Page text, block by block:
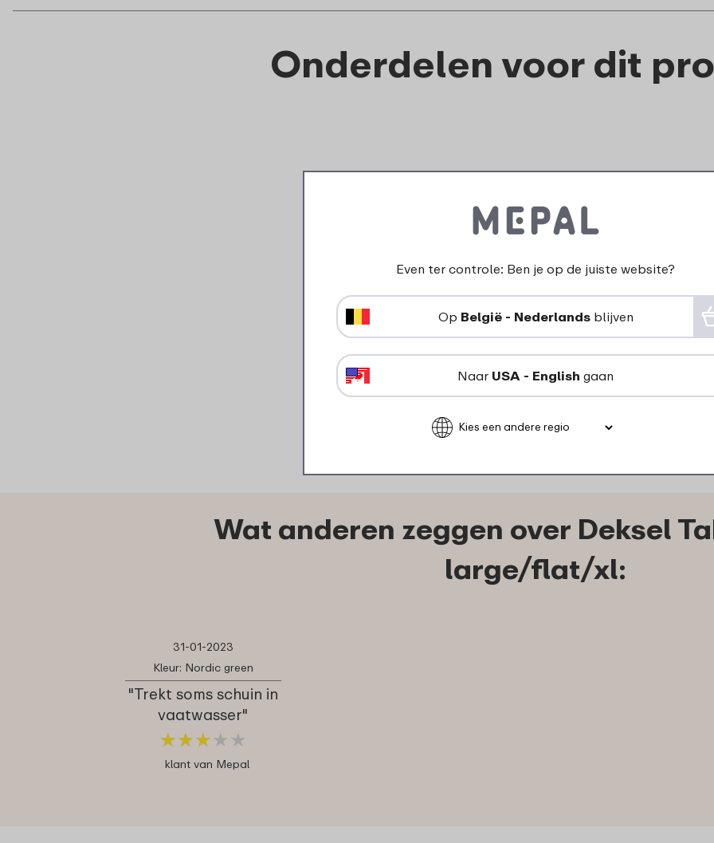
Onderdelen voor dit
Sluitclip (bento)
Lunchbox Take a Break
2 stuks - zwart
169
lunchbox
large / flat
2
Wat anderen zeggen over Deksel
large/flat/xl:
31-01-2023
Kleur: Nordic green
"Trekt soms schuin in
vaatwasser"
★★★ ★ ★
★★★ ★ ★
klant van Mepal
Even ter controle: Ben je op de juiste website?
Op België - Nederlandsblijven
Naar USA - English gaan